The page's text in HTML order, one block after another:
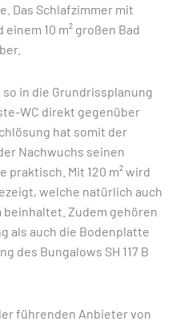
Das Schlafzimmer mit
10 m² großen Bad
in die Grundrissplanung
WC direkt gegenüber
hat somit der
Nachwuchs seinen
praktisch. Mit 120 m² wird
welche natürlich auch
Zudem gehören
als auch die Bodenplatte
des Bungalows SH 117 B
führenden Anbieter von